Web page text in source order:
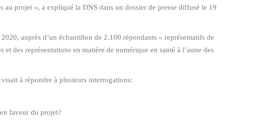
au projet », a expliqué la DNS dans un dossier de presse diffusé le 19
auprès d’un échantillon de 2.100 répondants « représentatifs de
des représentations en matière de numérique en santé à l’aune des
à répondre à plusieurs interrogations:
faveur du projet?